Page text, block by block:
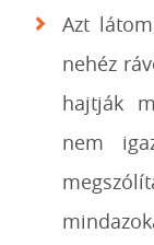
Azt
nehéz
hajtják
nem